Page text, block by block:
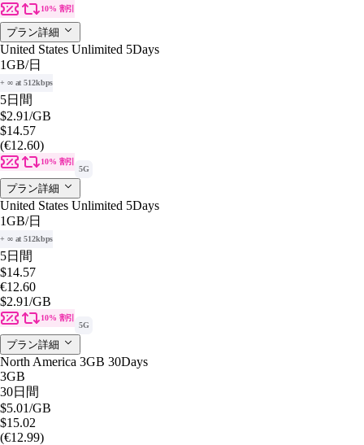
10% 割引
プラン詳細
United States Unlimited 5Days
1GB/日
+ ∞ at 512kbps
5日間
$2.91/GB
$14.57
(€12.60)
10% 割引
5G
プラン詳細
United States Unlimited 5Days
1GB/日
+ ∞ at 512kbps
5日間
$14.57
€12.60
$2.91/GB
10% 割引
5G
プラン詳細
North America 3GB 30Days
3GB
30日間
$5.01/GB
$15.02
(€12.99)